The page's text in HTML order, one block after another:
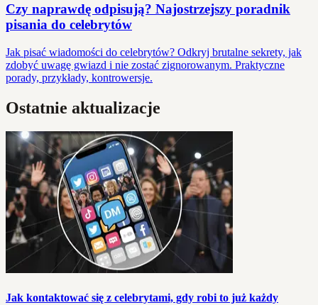
Czy naprawdę odpisują? Najostrzejszy poradnik
pisania do celebrytów
Jak pisać wiadomości do celebrytów? Odkryj brutalne sekrety, jak
zdobyć uwagę gwiazd i nie zostać zignorowanym. Praktyczne
porady, przykłady, kontrowersje.
Ostatnie aktualizacje
Jak kontaktować się z celebrytami, gdy robi to już każdy